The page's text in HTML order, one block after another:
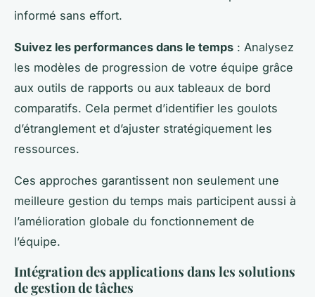
informé sans effort.
Suivez les performances dans le temps : Analysez
les modèles de progression de votre équipe grâce
aux outils de rapports ou aux tableaux de bord
comparatifs. Cela permet d’identifier les goulots
d’étranglement et d’ajuster stratégiquement les
ressources.
Ces approches garantissent non seulement une
meilleure gestion du temps mais participent aussi à
l’amélioration globale du fonctionnement de
l’équipe.
Intégration des applications dans les solutions
de gestion de tâches